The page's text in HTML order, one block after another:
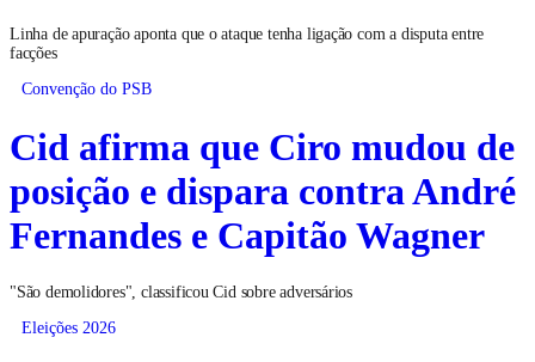
Linha de apuração aponta que o ataque tenha ligação com a disputa entre
facções
Convenção do PSB
Cid afirma que Ciro mudou de
posição e dispara contra André
Fernandes e Capitão Wagner
"São demolidores", classificou Cid sobre adversários
Eleições 2026